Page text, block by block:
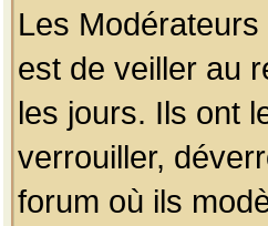
Les
est de veiller au
les jours. Ils ont
verrouiller,
forum où ils